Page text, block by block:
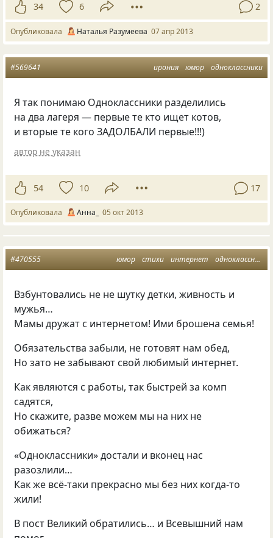
34 6 2
Опубликовала Наталья Разумеева 07 апр 2013
ирония юмор одноклассники
#569641
Я так понимаю Одноклассники разделились
на два лагеря — первые те кто ищет котов,
и вторые те кого ЗАДОЛБАЛИ первые!!!)
автор не указан
54 10 17
Опубликовала Aнна_ 05 окт 2013
юмор стихи интернет одноклассники
#470555
Взбунтовались не не шутку детки, живность и
мужья…
Мамы дружат с интернетом! Ими брошена семья!
Обязательства забыли, не готовят нам обед,
Но зато не забывают свой любимый интернет.
Как являются с работы, так быстрей за комп
садятся,
Но скажите, разве можем мы на них не
обижаться?
«Одноклассники» достали и вконец нас
разозлили…
Как же всё-таки прекрасно мы без них когда-то
жили!
В пост Великий обратились… и Всевышний нам